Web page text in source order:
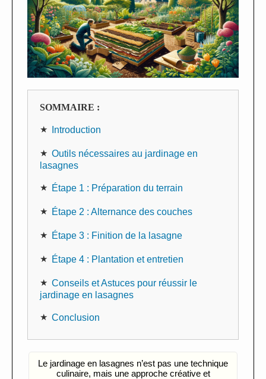
SOMMAIRE :
Introduction
Outils nécessaires au jardinage en
lasagnes
Étape 1 : Préparation du terrain
Étape 2 : Alternance des couches
Étape 3 : Finition de la lasagne
Étape 4 : Plantation et entretien
Conseils et Astuces pour réussir le
jardinage en lasagnes
Conclusion
Le jardinage en lasagnes n’est pas une technique
culinaire, mais une approche créative et